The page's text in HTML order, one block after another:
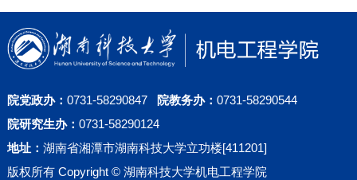
金永平
院党政办： 0731-58290847 院教务办： 0731-58290544
院研究生办： 0731-58290124
地址： 湖南省湘潭市湖南科技大学立功楼[411201]
版权所有 Copyright © 湖南科技大学机电工程学院